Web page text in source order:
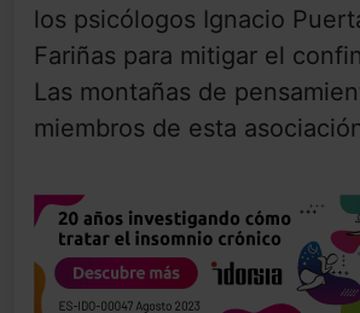
los psicólogos Ignacio
Fariñas para mitigar el
Las montañas de
miembros de esta